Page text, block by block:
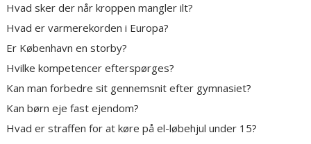
Hvad sker der når kroppen mangler ilt?
Hvad er varmerekorden i Europa?
Er København en storby?
Hvilke kompetencer efterspørges?
Kan man forbedre sit gennemsnit efter gymnasiet?
Kan børn eje fast ejendom?
Hvad er straffen for at køre på el-løbehjul under 15?